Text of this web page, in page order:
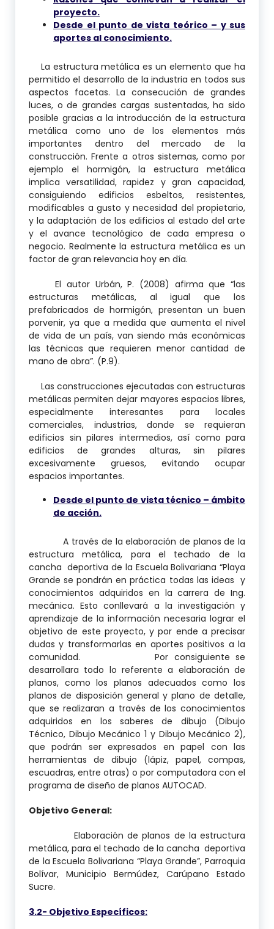
proyecto.
Desde el punto de vista teórico – y sus
aportes al conocimiento.
La estructura metálica es un elemento que ha
permitido el desarrollo de la industria en todos sus
aspectos facetas. La consecución de grandes
luces, o de grandes cargas sustentadas, ha sido
posible gracias a la introducción de la estructura
metálica como uno de los elementos más
importantes dentro del mercado de la
construcción. Frente a otros sistemas, como por
ejemplo el hormigón, la estructura metálica
implica versatilidad, rapidez y gran capacidad,
consiguiendo edificios esbeltos, resistentes,
modificables a gusto y necesidad del propietario,
y la adaptación de los edificios al estado del arte
y el avance tecnológico de cada empresa o
negocio. Realmente la estructura metálica es un
factor de gran relevancia hoy en día.
El autor Urbán, P. (2008) afirma que “las
estructuras metálicas, al igual que los
prefabricados de hormigón, presentan un buen
porvenir, ya que a medida que aumenta el nivel
de vida de un país, van siendo más económicas
las técnicas que requieren menor cantidad de
mano de obra”. (P.9).
Las construcciones ejecutadas con estructuras
metálicas permiten dejar mayores espacios libres,
especialmente interesantes para locales
comerciales, industrias, donde se requieran
edificios sin pilares intermedios, así como para
edificios de grandes alturas, sin pilares
excesivamente gruesos, evitando ocupar
espacios importantes.
Desde el punto de vista técnico – ámbito
de acción.
A través de la elaboración de planos de la
estructura metálica, para el techado de la
cancha deportiva de la Escuela Bolivariana “Playa
Grande se pondrán en práctica todas las ideas y
conocimientos adquiridos en la carrera de Ing.
mecánica. Esto conllevará a la investigación y
aprendizaje de la información necesaria lograr el
objetivo de este proyecto, y por ende a precisar
dudas y transformarlas en aportes positivos a la
comunidad. Por consiguiente se
desarrollara todo lo referente a elaboración de
planos, como los planos adecuados como los
planos de disposición general y plano de detalle,
que se realizaran a través de los conocimientos
adquiridos en los saberes de dibujo (Dibujo
Técnico, Dibujo Mecánico 1 y Dibujo Mecánico 2),
que podrán ser expresados en papel con las
herramientas de dibujo (lápiz, papel, compas,
escuadras, entre otras) o por computadora con el
programa de diseño de planos AUTOCAD.
Objetivo General:
Elaboración de planos de la estructura
metálica, para el techado de la cancha deportiva
de la Escuela Bolivariana “Playa Grande”, Parroquia
Bolívar, Municipio Bermúdez, Carúpano Estado
Sucre.
3.2- Objetivo Específicos: